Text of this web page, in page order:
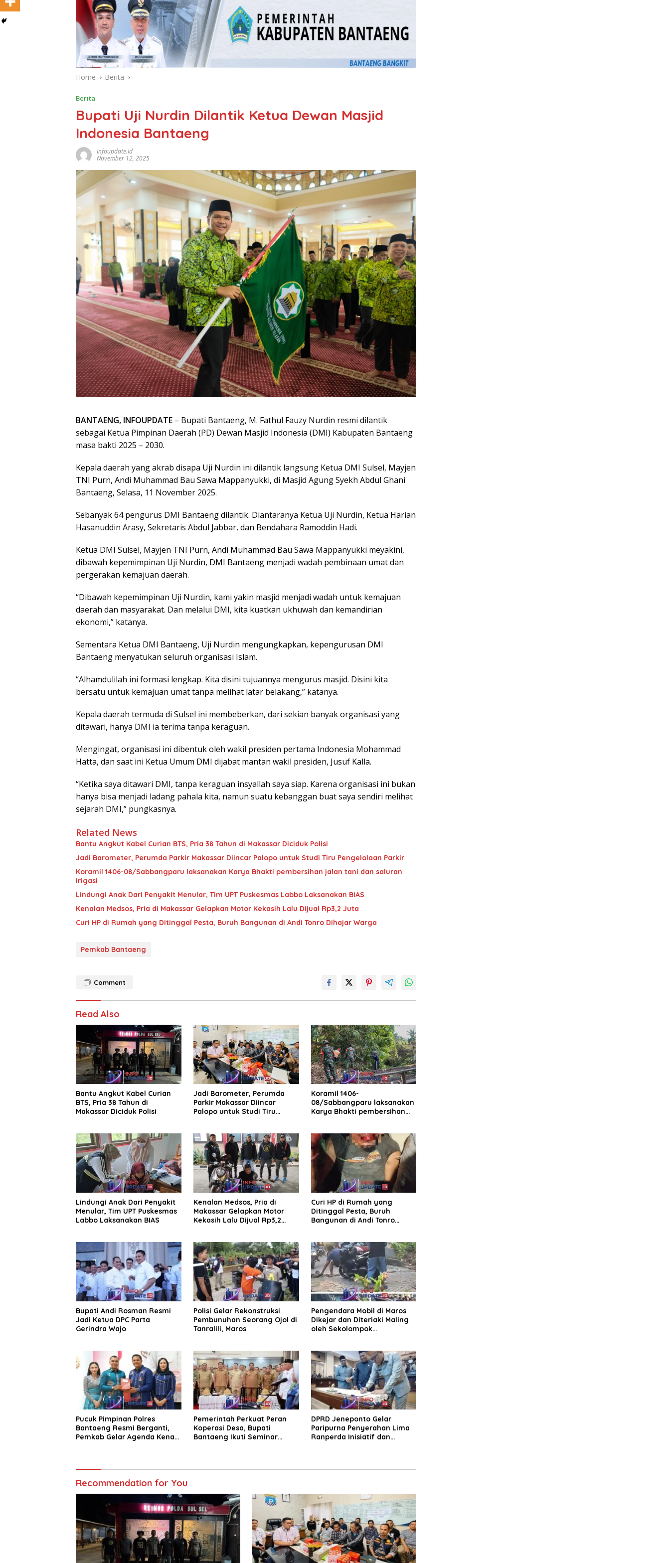
Home Berita
Berita
Bupati Uji Nurdin Dilantik Ketua Dewan Masjid
Indonesia Bantaeng
Infoupdate.id
November 12, 2025
BANTAENG, INFOUPDATE – Bupati Bantaeng, M. Fathul Fauzy Nurdin resmi dilantik
sebagai Ketua Pimpinan Daerah (PD) Dewan Masjid Indonesia (DMI) Kabupaten Bantaeng
masa bakti 2025 – 2030.
Kepala daerah yang akrab disapa Uji Nurdin ini dilantik langsung Ketua DMI Sulsel, Mayjen
TNI Purn, Andi Muhammad Bau Sawa Mappanyukki, di Masjid Agung Syekh Abdul Ghani
Bantaeng, Selasa, 11 November 2025.
Sebanyak 64 pengurus DMI Bantaeng dilantik. Diantaranya Ketua Uji Nurdin, Ketua Harian
Hasanuddin Arasy, Sekretaris Abdul Jabbar, dan Bendahara Ramoddin Hadi.
Ketua DMI Sulsel, Mayjen TNI Purn, Andi Muhammad Bau Sawa Mappanyukki meyakini,
dibawah kepemimpinan Uji Nurdin, DMI Bantaeng menjadi wadah pembinaan umat dan
pergerakan kemajuan daerah.
“Dibawah kepemimpinan Uji Nurdin, kami yakin masjid menjadi wadah untuk kemajuan
daerah dan masyarakat. Dan melalui DMI, kita kuatkan ukhuwah dan kemandirian
ekonomi,” katanya.
Sementara Ketua DMI Bantaeng, Uji Nurdin mengungkapkan, kepengurusan DMI
Bantaeng menyatukan seluruh organisasi Islam.
“Alhamdulilah ini formasi lengkap. Kita disini tujuannya mengurus masjid. Disini kita
bersatu untuk kemajuan umat tanpa melihat latar belakang,” katanya.
Kepala daerah termuda di Sulsel ini membeberkan, dari sekian banyak organisasi yang
ditawari, hanya DMI ia terima tanpa keraguan.
Mengingat, organisasi ini dibentuk oleh wakil presiden pertama Indonesia Mohammad
Hatta, dan saat ini Ketua Umum DMI dijabat mantan wakil presiden, Jusuf Kalla.
“Ketika saya ditawari DMI, tanpa keraguan insyallah saya siap. Karena organisasi ini bukan
hanya bisa menjadi ladang pahala kita, namun suatu kebanggan buat saya sendiri melihat
sejarah DMI,” pungkasnya.
Related News
Bantu Angkut Kabel Curian BTS, Pria 38 Tahun di Makassar Diciduk Polisi
Jadi Barometer, Perumda Parkir Makassar Diincar Palopo untuk Studi Tiru Pengelolaan Parkir
Koramil 1406-08/Sabbangparu laksanakan Karya Bhakti pembersihan jalan tani dan saluran
irigasi
Lindungi Anak Dari Penyakit Menular, Tim UPT Puskesmas Labbo Laksanakan BIAS
Kenalan Medsos, Pria di Makassar Gelapkan Motor Kekasih Lalu Dijual Rp3,2 Juta
Curi HP di Rumah yang Ditinggal Pesta, Buruh Bangunan di Andi Tonro Dihajar Warga
Pemkab Bantaeng
Comment
Read Also
Bantu Angkut Kabel Curian
BTS, Pria 38 Tahun di
Makassar Diciduk Polisi
Jadi Barometer, Perumda
Parkir Makassar Diincar
Palopo untuk Studi Tiru
Koramil 1406-
08/Sabbangparu laksanakan
Karya Bhakti pembersihan
Lindungi Anak Dari Penyakit
Menular, Tim UPT Puskesmas
Labbo Laksanakan BIAS
Kenalan Medsos, Pria di
Makassar Gelapkan Motor
Kekasih Lalu Dijual Rp3,2
Curi HP di Rumah yang
Ditinggal Pesta, Buruh
Bangunan di Andi Tonro
Bupati Andi Rosman Resmi
Jadi Ketua DPC Parta
Gerindra Wajo
Polisi Gelar Rekonstruksi
Pembunuhan Seorang Ojol di
Tanralili, Maros
Pengendara Mobil di Maros
Dikejar dan Diteriaki Maling
oleh Sekolompok
Pucuk Pimpinan Polres
Bantaeng Resmi Berganti,
Pemkab Gelar Agenda Kenal
Pemerintah Perkuat Peran
Koperasi Desa, Bupati
Bantaeng Ikuti Seminar
DPRD Jeneponto Gelar
Paripurna Penyerahan Lima
Ranperda Inisiatif dan
Recommendation for You